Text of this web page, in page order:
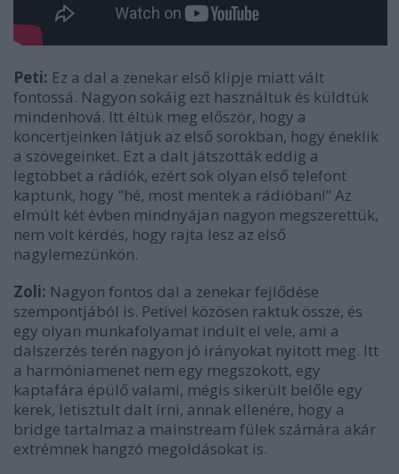
Peti: Ez a dal a zenekar első klipje miatt vált
fontossá. Nagyon sokáig ezt használtuk és küldtük
mindenhová. Itt éltük meg először, hogy a
koncertjeinken látjuk az első sorokban, hogy éneklik
a szövegeinket. Ezt a dalt játszották eddig a
legtöbbet a rádiók, ezért sok olyan első telefont
kaptunk, hogy "hé, most mentek a rádióban!" Az
elmúlt két évben mindnyájan nagyon megszerettük,
nem volt kérdés, hogy rajta lesz az első
nagylemezünkön.
Zoli: Nagyon fontos dal a zenekar fejlődése
szempontjából is. Petivel közösen raktuk össze, és
egy olyan munkafolyamat indult el vele, ami a
dalszerzés terén nagyon jó irányokat nyitott meg. Itt
a harmóniamenet nem egy megszokott, egy
kaptafára épülő valami, mégis sikerült belőle egy
kerek, letisztult dalt írni, annak ellenére, hogy a
bridge tartalmaz a mainstream fülek számára akár
extrémnek hangzó megoldásokat is.